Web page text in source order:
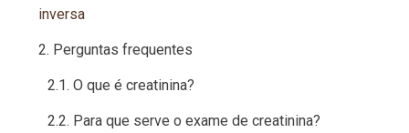
inversa
Perguntas frequentes
O que é creatinina?
Para que serve o exame de creatinina?